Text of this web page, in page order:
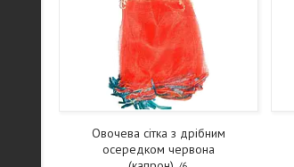
Овочева сітка з дрібним
осередком червона